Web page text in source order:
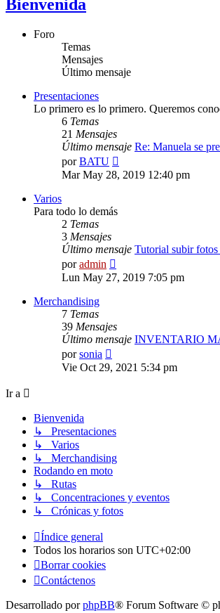
Bienvenida
Foro
Temas
Mensajes
Último mensaje
Presentaciones
Lo primero es lo primero. Queremos
6 Temas
21 Mensajes
Último mensaje Re: Manuela se
porBATU
último
Mar May 28, 2019 12:40 pm
Varios
Para todo lo demás
2 Temas
3 Mensajes
Último mensaje Tutorial subir
poradmin
último
mensaje
Lun May 27, 2019 7:05 pm
Merchandising
7 Temas
39 Mensajes
Último mensaje INVENTARIO
porsonia
último
Vie Oct 29, 2021 5:34 pm
Ir a
Bienvenida
↳ Presentaciones
↳ Varios
↳ Merchandising
Rodando en moto
↳ Rutas
↳ Concentraciones y eventos
↳ Crónicas y fotos
Índice general
Todos los horarios son UTC+02:00
Borrar cookies
Contáctenos
Desarrollado porphpBB® Forum Software ©